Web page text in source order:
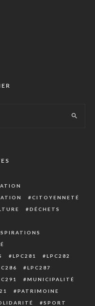
CITOYENNETÉ
DÉCHETS
LPC281
LPC282
LPC287
MUNICIPALITÉ
PATRIMOINE
SPORT